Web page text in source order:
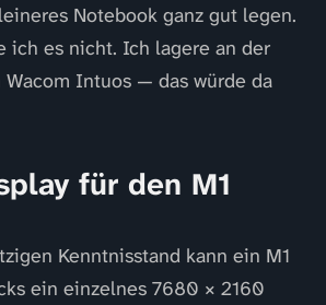
Notebook ganz gut legen.
ich es nicht. Ich lagere an der
Intuos — das würde da
für den M1
Kenntnisstand kann ein M1
ein einzelnes 7680 × 2160